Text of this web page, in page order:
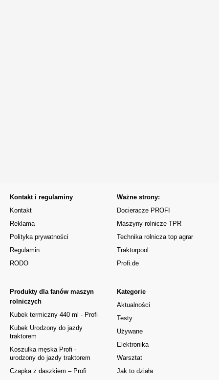
Kontakt i regulaminy
Kontakt
Reklama
Polityka prywatności
Regulamin
RODO
Kategorie
Aktualności
Testy
Używane
Elektronika
Warsztat
Jak to działa
Produkty dla fanów maszyn
rolniczych
Kubek termiczny 440 ml - Profi
Kubek Urodzony do jazdy
traktorem
Koszulka męska Profi -
urodzony do jazdy traktorem
Czapka z daszkiem – Profi
Ważne strony:
Docieracze PROFI
Maszyny rolnicze TPR
Technika rolnicza top agrar
Traktorpool
Profi.de